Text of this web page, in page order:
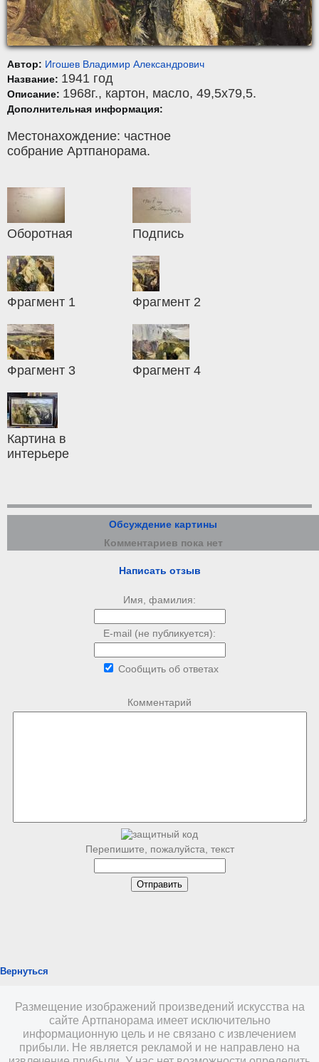
Автор: Игошев Владимир Александрович
Название: 1941 год
Описание: 1968г., картон, масло, 49,5x79,5.
Дополнительная информация:
Местонахождение: частное
собрание Артпанорама.
Оборотная Подпись
Фрагмент 1 Фрагмент 2
Фрагмент 3 Фрагмент 4
Картина в
интерьере
Обсуждение картины
Комментариев пока нет
Написать отзыв
Имя, фамилия:
E-mail (не публикуется):
Сообщить об ответах
Комментарий
Перепишите, пожалуйста, текст
Вернуться
Размещение изображений произведений искусства на
сайте Артпанорама имеет исключительно
информационную цель и не связано с извлечением
прибыли. Не является рекламой и не направлено на